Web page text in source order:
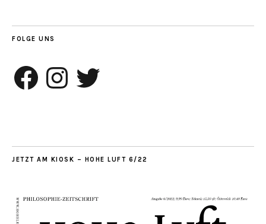
FOLGE UNS
Facebook InstagramTwitter
JETZT AM KIOSK – HOHE LUFT 6/22